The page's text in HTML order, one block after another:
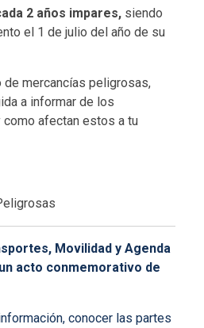
2 años impares, siendo
el 1 de julio del año de su
de mercancías peligrosas,
a informar de los
afectan estos a tu
Movilidad y Agenda
acto conmemorativo de
conocer las partes